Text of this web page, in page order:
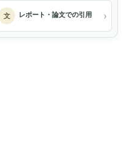
文 レポート・論文での引用 ›